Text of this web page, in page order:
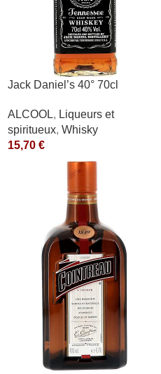
Jack Daniel’s 40° 70cl
ALCOOL, Liqueurs et
spiritueux, Whisky
15,70 €